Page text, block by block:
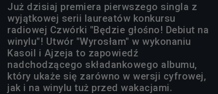
Już dzisiaj premiera pierwszego singla z
wyjątkowej serii laureatów konkursu
radiowej Czwórki "Będzie głośno! Debiut na
winylu"! Utwór "Wyrosłam" w wykonaniu
Kasoil i Ajzeja to zapowiedź
nadchodzącego składankowego albumu,
który ukaże się zarówno w wersji cyfrowej,
jak i na winylu tuż przed wakacjami.